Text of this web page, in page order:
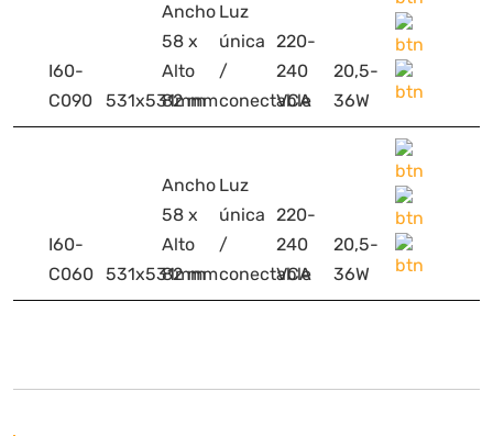
I60-
C090
531x531mm
Ancho
58 x
Alto
82 mm
Luz
única
/
conectable
220-
240
VCA
20,5-
36W
I60-
C060 531x531mm
Ancho
58 x
Alto
82 mm
Luz
única
/
conectable
220-
240
VCA
20,5-
36W